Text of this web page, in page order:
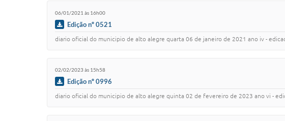
06/01/2021 às 16h00
Edição nº 0521
diario oficial do municipio de alto alegre quarta 06 de janeiro de 2021 ano iv -
02/02/2023 às 15h58
Edição nº 0996
diario oficial do municipio de alto alegre quinta 02 de fevereiro de 2023 ano vi -